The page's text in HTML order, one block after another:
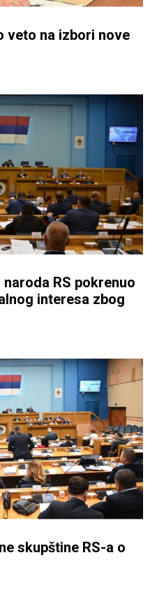
veto na izbori nove
RS pokrenuo
interesa zbog
skupštine RS-a o